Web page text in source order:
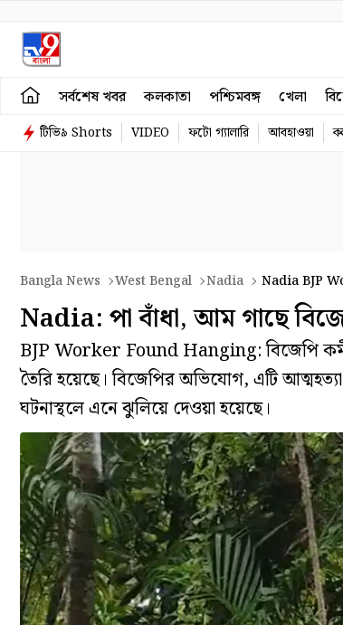
সর্বশেষ খবর কলকাতা পশ্চিমবঙ্গ খেলা
টিভি৯ Shorts VIDEO ফটো গ্যালারি আবহাওয়া
Bangla News West Bengal Nadia Nadia BJP
Nadia: পা বাঁধা, আম গাছে
BJP Worker Found Hanging: বিজেপি
তৈরি হয়েছে। বিজেপির অভিযোগ, এটি
ঘটনাস্থলে এনে ঝুলিয়ে দেওয়া হয়েছে।